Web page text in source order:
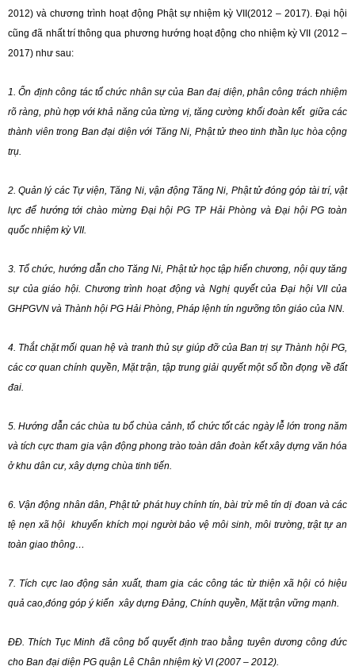
2012) và chương trình hoạt động Phật sự nhiệm kỳ VII(2012 – 2017). Đại hội
cũng đã nhất trí thông qua phương hướng hoạt động cho nhiệm kỳ VII (2012 –
2017) như sau:
1. Ổn định công tác tổ chức nhân sự của Ban đaị diện, phân công trách nhiệm
rõ ràng, phù hợp với khả năng của từng vị, tăng cường khối đoàn kết giữa các
thành viên trong Ban đại diện với Tăng Ni, Phật tử theo tinh thần lục hòa cộng
trụ.
2. Quản lý các Tự viện, Tăng Ni, vận động Tăng Ni, Phật tử đóng góp tài trí, vật
lực để hướng tới chào mừng Đại hội PG TP Hải Phòng và Đại hội PG toàn
quốc nhiệm kỳ VII.
3. Tổ chức, hướng dẫn cho Tăng Ni, Phật tử học tập hiến chương, nội quy tăng
sự của giáo hội. Chương trình hoạt động và Nghị quyết của Đại hội VII của
GHPGVN và Thành hội PG Hải Phòng, Pháp lệnh tín ngưỡng tôn giáo của NN.
4. Thắt chặt mối quan hệ và tranh thủ sự giúp đỡ của Ban trị sự Thành hội PG,
các cơ quan chính quyền, Mặt trận, tập trung giải quyết một số tồn đọng về đất
đai.
5. Hướng dẫn các chùa tu bổ chùa cảnh, tổ chức tốt các ngày lễ lớn trong năm
và tích cực tham gia vận động phong trào toàn dân đoàn kết xây dựng văn hóa
ở khu dân cư, xây dựng chùa tinh tiến.
6. Vận động nhân dân, Phật tử phát huy chính tín, bài trừ mê tín dị đoan và các
tệ nẹn xã hội khuyến khích mọi người bảo vệ môi sinh, môi trường, trật tự an
toàn giao thông…
7. Tích cực lao động sản xuất, tham gia các công tác từ thiện xã hội có hiệu
quả cao,đóng góp ý kiến xây dựng Đảng, Chính quyền, Mặt trận vững mạnh.
ĐĐ. Thích Tục Minh đã công bố quyết định trao bằng tuyên dương công đức
cho Ban đại diện PG quận Lê Chân nhiệm kỳ VI (2007 – 2012).